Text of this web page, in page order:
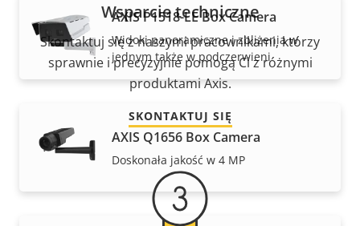
AXIS P1518-LE Box Camera
Widoki panoramiczne i zbliżenia w
jednym także w podczerwieni
AXIS Q1656 Box Camera
Doskonała jakość w 4 MP
Wsparcie techniczne
Skontaktuj się z naszymi pracownikami, którzy
sprawnie i precyzyjnie pomogą Ci z różnymi
produktami Axis.
SKONTAKTUJ SIĘ